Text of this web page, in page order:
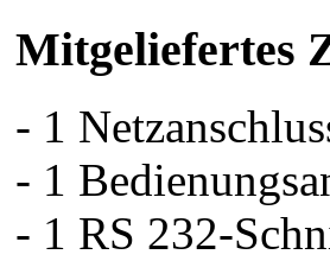
Mitgeliefertes
- 1
- 1
- 1 RS 232-